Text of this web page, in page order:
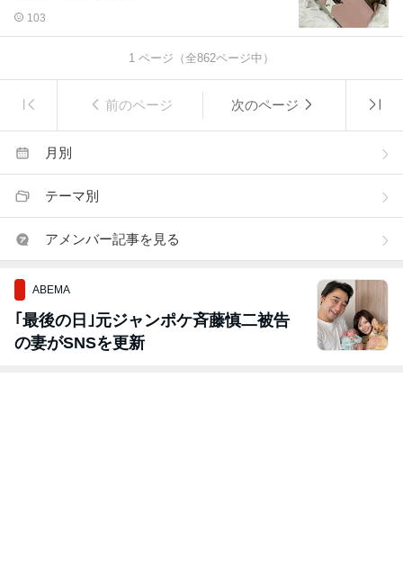
103
1 ページ（全862ページ中）
前のページ 次のページ
月別
テーマ別
アメンバー記事を見る
ABEMA
｢最後の日｣元ジャンポケ斉藤慎二被告
の妻がSNSを更新